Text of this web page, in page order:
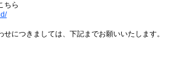
ちら
につきましては、下記までお願いいたします。